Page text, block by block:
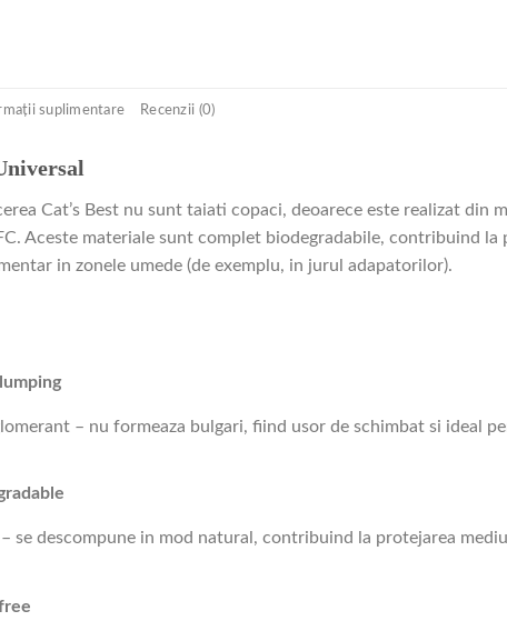
suplimentare Recenzii (0)
Cat’s Best nu sunt taiati copaci, deoarece este realizat din
Aceste materiale sunt complet biodegradabile, contribuind
in zonele umede (de exemplu, in jurul adapatorilor).
– nu formeaza bulgari, fiind usor de schimbat si ideal
– se descompune in mod natural, contribuind la protejarea